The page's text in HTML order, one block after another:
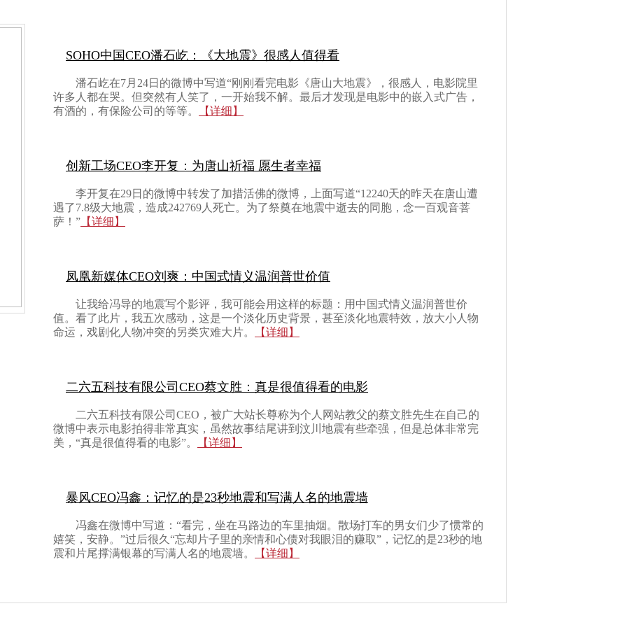
SOHO中国CEO潘石屹：《大地震》很感人值得看
潘石屹在7月24日的微博中写道“刚刚看完电影《唐山大地震》，很感人，电影院里
许多人都在哭。但突然有人笑了，一开始我不解。最后才发现是电影中的嵌入式广告，
有酒的，有保险公司的等等。
【详细】
创新工场CEO李开复：为唐山祈福 愿生者幸福
李开复在29日的微博中转发了加措活佛的微博，上面写道“12240天的昨天在唐山遭
遇了7.8级大地震，造成242769人死亡。为了祭奠在地震中逝去的同胞，念一百观音菩
萨！” 【详细】
凤凰新媒体CEO刘爽：中国式情义温润普世价值
让我给冯导的地震写个影评，我可能会用这样的标题：用中国式情义温润普世价
值。看了此片，我五次感动，这是一个淡化历史背景，甚至淡化地震特效，放大小人物
命运，戏剧化人物冲突的另类灾难大片。
【详细】
二六五科技有限公司CEO蔡文胜：真是很值得看的电影
二六五科技有限公司CEO，被广大站长尊称为个人网站教父的蔡文胜先生在自己的
微博中表示电影拍得非常真实，虽然故事结尾讲到汶川地震有些牵强，但是总体非常完
美，“真是很值得看的电影”。
【详细】
暴风CEO冯鑫：记忆的是23秒地震和写满人名的地震墙
冯鑫在微博中写道：“看完，坐在马路边的车里抽烟。散场打车的男女们少了惯常的
嬉笑，安静。”过后很久“忘却片子里的亲情和心债对我眼泪的赚取”，记忆的是23秒的地
震和片尾撑满银幕的写满人名的地震墙。
【详细】